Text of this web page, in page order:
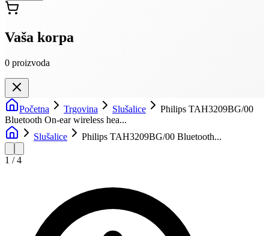
Vaša korpa
0 proizvoda
Početna Trgovina Slušalice
Philips TAH3209BG/00
Bluetooth On-ear wireless hea...
Slušalice
Philips TAH3209BG/00 Bluetooth...
1 /4